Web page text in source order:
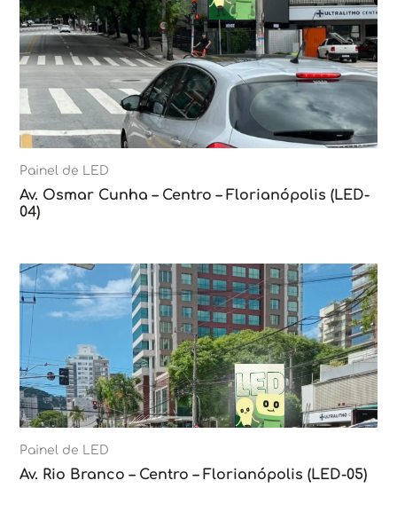
Painel de LED
Av. Osmar Cunha – Centro – Florianópolis (LED-
04)
Painel de LED
Av. Rio Branco – Centro – Florianópolis (LED-05)